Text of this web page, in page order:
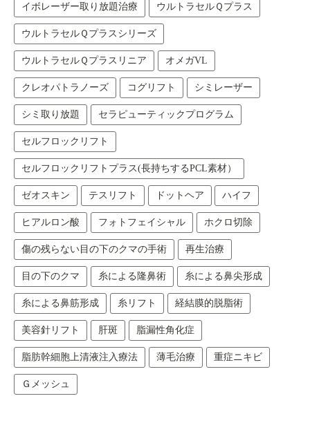
イボレーザー取り放題治療 ウルトラセルＱプラス
ウルトラセルＱプラスシリーズ
ウルトラセルＱプラスリニア オメガVL
クレオパトラノーズ コグリフト シミレーザー
シミ取り放題 セラピューティックプログラム
セルフロックリフト
セルフロックリフトプラス(長持ちするPCL素材）
ゼオスキン テスリフト ドットヘア ハイフ
ヒアルロン酸 フォトフェイシャル ホクロ切除
傷の残らない目の下のクマの手術 再生治療
目の下のクマ 糸による隆鼻術 糸による鼻尖形成
糸による鼻筋形成 糸リフト 経結膜的脱脂術
美容針リフト 肝斑 脂漏性角化症
脂肪幹細胞上清液注入療法 薄毛治療 重症ニキビ
Ｇメッシュ